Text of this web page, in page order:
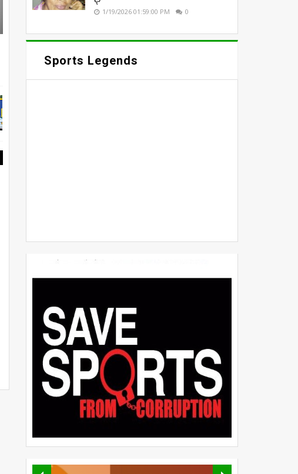
1/19/2026 01:59:00 PM 0
Sports Legends